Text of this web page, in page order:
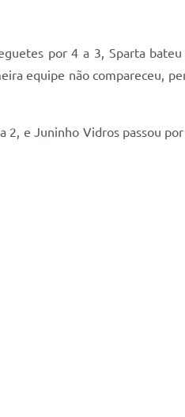
por 4 a 3, Sparta
equipe não compareceu,
2, e Juninho Vidros passou